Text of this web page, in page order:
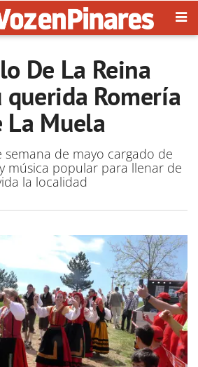
De La Reina
Romería
La Muela
de mayo cargado de
música popular para llenar de
la localidad